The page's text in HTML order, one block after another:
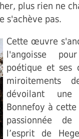
plus rien ne
s'achève pas.
Cette œuvre
l'angoisse
poétique et ses
miroitements
dévoilant
Bonnefoy à
passionnée
l’esprit de